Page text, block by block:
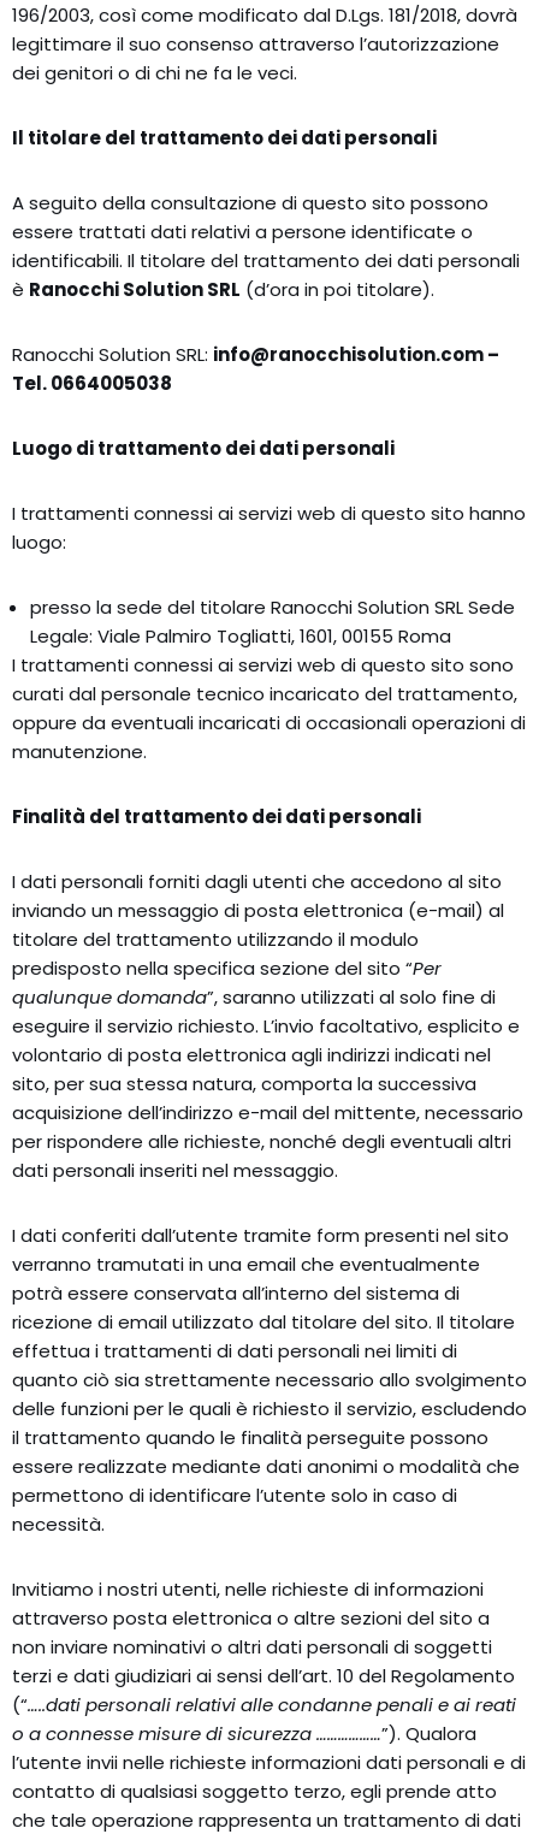
196/2003, così come modificato dal D.Lgs. 181/2018, dovrà
legittimare il suo consenso attraverso l’autorizzazione
dei genitori o di chi ne fa le veci.
Il titolare del trattamento dei dati personali
A seguito della consultazione di questo sito possono
essere trattati dati relativi a persone identificate o
identificabili. Il titolare del trattamento dei dati personali
è Ranocchi Solution SRL (d’ora in poi titolare).
Ranocchi Solution SRL: info@ranocchisolution.com –
Tel. 0664005038
Luogo di trattamento dei dati personali
I trattamenti connessi ai servizi web di questo sito hanno
luogo:
presso la sede del titolare Ranocchi Solution SRL Sede
Legale: Viale Palmiro Togliatti, 1601, 00155 Roma
I trattamenti connessi ai servizi web di questo sito sono
curati dal personale tecnico incaricato del trattamento,
oppure da eventuali incaricati di occasionali operazioni di
manutenzione.
Finalità del trattamento dei dati personali
I dati personali forniti dagli utenti che accedono al sito
inviando un messaggio di posta elettronica (e-mail) al
titolare del trattamento utilizzando il modulo
predisposto nella specifica sezione del sito “Per
qualunque domanda”, saranno utilizzati al solo fine di
eseguire il servizio richiesto. L’invio facoltativo, esplicito e
volontario di posta elettronica agli indirizzi indicati nel
sito, per sua stessa natura, comporta la successiva
acquisizione dell’indirizzo e-mail del mittente, necessario
per rispondere alle richieste, nonché degli eventuali altri
dati personali inseriti nel messaggio.
I dati conferiti dall’utente tramite form presenti nel sito
verranno tramutati in una email che eventualmente
potrà essere conservata all’interno del sistema di
ricezione di email utilizzato dal titolare del sito. Il titolare
effettua i trattamenti di dati personali nei limiti di
quanto ciò sia strettamente necessario allo svolgimento
delle funzioni per le quali è richiesto il servizio, escludendo
il trattamento quando le finalità perseguite possono
essere realizzate mediante dati anonimi o modalità che
permettono di identificare l’utente solo in caso di
necessità.
Invitiamo i nostri utenti, nelle richieste di informazioni
attraverso posta elettronica o altre sezioni del sito a
non inviare nominativi o altri dati personali di soggetti
terzi e dati giudiziari ai sensi dell’art. 10 del Regolamento
(“…..dati personali relativi alle condanne penali e ai reati
o a connesse misure di sicurezza ………………”). Qualora
l’utente invii nelle richieste informazioni dati personali e di
contatto di qualsiasi soggetto terzo, egli prende atto
che tale operazione rappresenta un trattamento di dati